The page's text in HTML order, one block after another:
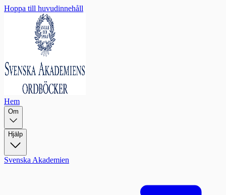
Hoppa till huvudinnehåll
Hem
Om
Hjälp
Svenska Akademien